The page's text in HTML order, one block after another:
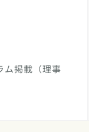
ム掲載（理事